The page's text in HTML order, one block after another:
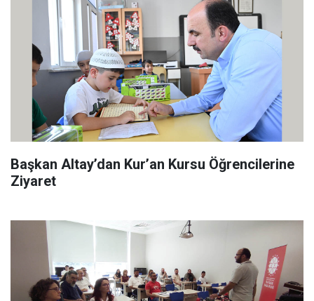
Başkan Altay’dan Kur’an Kursu Öğrencilerine
Ziyaret